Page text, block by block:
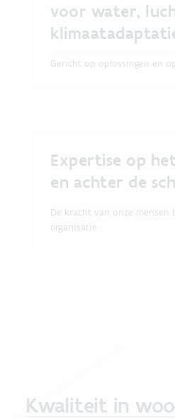
voor water,
Gericht op oplossingen en
Expertise op
en achter de
De kracht van onze mensen
organisatie.
Kwaliteit in